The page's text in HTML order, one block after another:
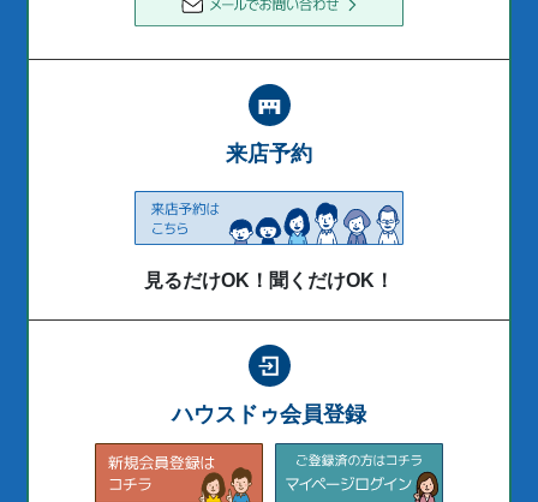
来店予約
見るだけOK！聞くだけOK！
ハウスドゥ会員登録